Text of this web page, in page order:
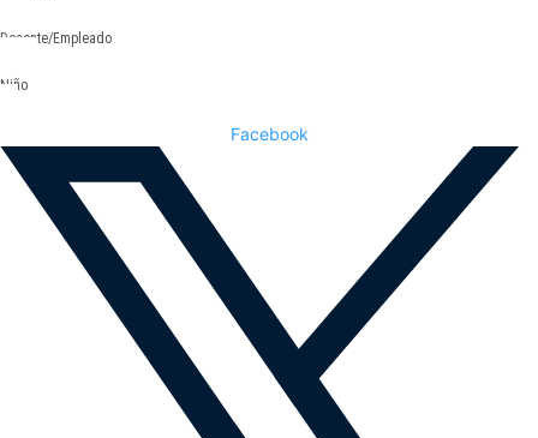
Docente/Empleado
Niño
Facebook